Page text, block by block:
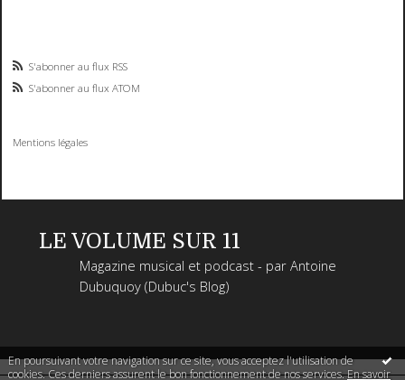
En poursuivant votre navigation sur ce site, vous acceptez l'utilisation de
cookies. Ces derniers assurent le bon fonctionnement de nos services.En savoir
S'abonner au flux RSS
S'abonner au flux ATOM
Mentions légales
LE VOLUME SUR 11
Magazine musical et podcast - par Antoine
Dubuquoy (Dubuc's Blog)